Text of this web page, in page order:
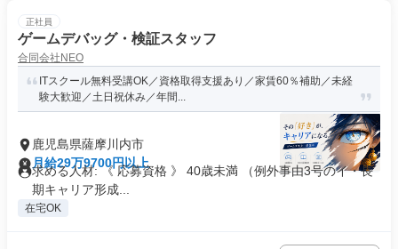
正社員
ゲームデバッグ・検証スタッフ
合同会社NEO
ITスクール無料受講OK／資格取得支援あり／家賃60％補助／未経
験大歓迎／土日祝休み／年間...
鹿児島県薩摩川内市
月給29万9700円以上
求める人材: 《 応募資格 》 40歳未満 （例外事由3号のイ・長
期キャリア形成...
在宅OK